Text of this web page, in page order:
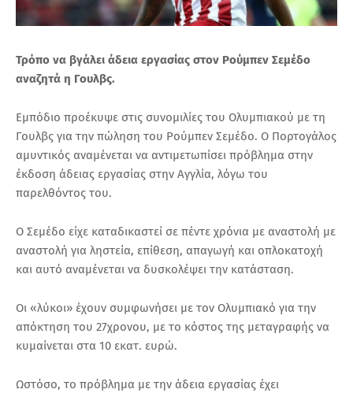
Τρόπο να βγάλει άδεια εργασίας στον Ρούμπεν Σεμέδο
αναζητά η Γουλβς.
Εμπόδιο προέκυψε στις συνομιλίες του Ολυμπιακού με τη
Γουλβς για την πώληση του Ρούμπεν Σεμέδο. Ο Πορτογάλος
αμυντικός αναμένεται να αντιμετωπίσει πρόβλημα στην
έκδοση άδειας εργασίας στην Αγγλία, λόγω του
παρελθόντος του.
Ο Σεμέδο είχε καταδικαστεί σε πέντε χρόνια με αναστολή με
αναστολή για ληστεία, επίθεση, απαγωγή και οπλοκατοχή
και αυτό αναμένεται να δυσκολέψει την κατάσταση.
Οι «λύκοι» έχουν συμφωνήσει με τον Ολυμπιακό για την
απόκτηση του 27χρονου, με το κόστος της μεταγραφής να
κυμαίνεται στα 10 εκατ. ευρώ.
Ωστόσο, το πρόβλημα με την άδεια εργασίας έχει